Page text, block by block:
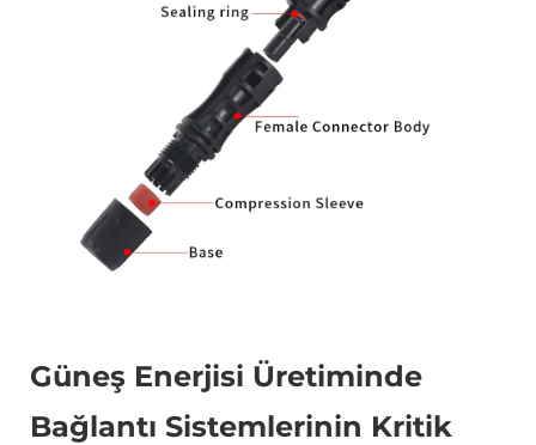
Güneş Enerjisi Üretiminde
Bağlantı Sistemlerinin Kritik